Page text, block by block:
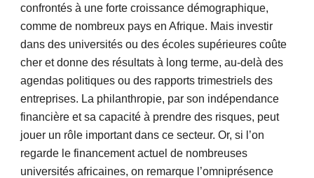
confrontés à une forte croissance démographique,
comme de nombreux pays en Afrique. Mais investir
dans des universités ou des écoles supérieures coûte
cher et donne des résultats à long terme, au-delà des
agendas politiques ou des rapports trimestriels des
entreprises. La philanthropie, par son indépendance
financière et sa capacité à prendre des risques, peut
jouer un rôle important dans ce secteur. Or, si l’on
regarde le financement actuel de nombreuses
universités africaines, on remarque l’omniprésence